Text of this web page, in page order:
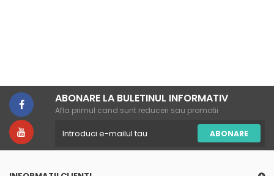
ABONARE LA BULETINUL INFORMATIV
Afla primul cand sunt reduceri sau promotii
ABONARE